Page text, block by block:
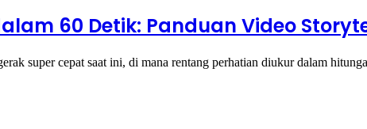
60 Detik: Panduan Video
super cepat saat ini, di mana rentang perhatian diukur dalam